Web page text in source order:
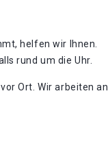
helfen wir Ihnen.
rund um die Uhr.
Ort. Wir arbeiten an